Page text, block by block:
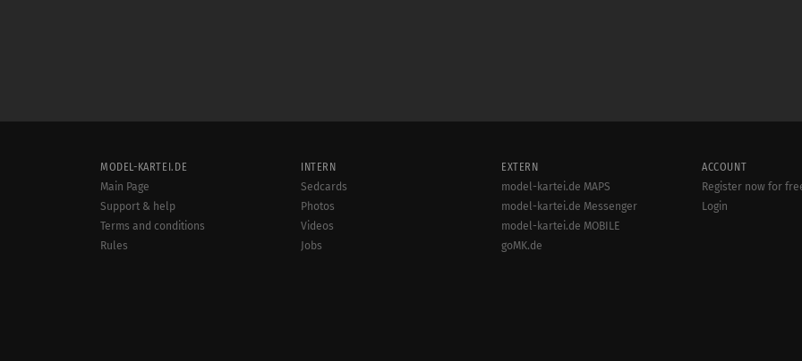
MODEL-KARTEI.DE
Main Page
Support & help
Terms and conditions
Rules
INTERN
Sedcards
Photos
Videos
Jobs
EXTERN
model-kartei.de MAPS
model-kartei.de Messenger
model-kartei.de MOBILE
goMK.de
ACCOUNT
Register now for
Login